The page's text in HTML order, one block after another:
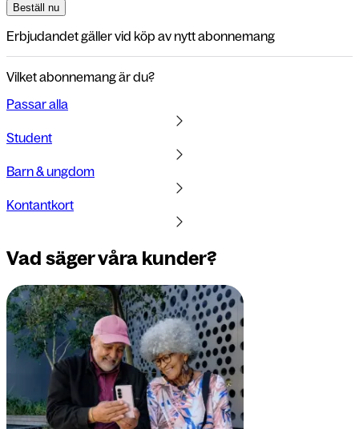
Beställ nu
Erbjudandet gäller vid köp av nytt abonnemang
Vilket abonnemang är du?
Passar alla
Student
Barn & ungdom
Kontantkort
Vad säger våra kunder?